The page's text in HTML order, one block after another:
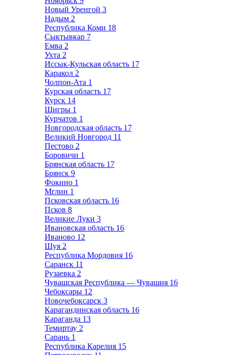
Новый Уренгой 3
Надым 2
Республика Коми 18
Сыктывкар 7
Емва 2
Ухта 2
Иссык-Кульская область 17
Каракол 2
Чолпон-Ата 1
Курская область 17
Курск 14
Щигры 1
Курчатов 1
Новгородская область 17
Великий Новгород 11
Пестово 2
Боровичи 1
Брянская область 17
Брянск 9
Фокино 1
Мглин 1
Псковская область 16
Псков 8
Великие Луки 3
Ивановская область 16
Иваново 12
Шуя 2
Республика Мордовия 16
Саранск 11
Рузаевка 2
Чувашская Республика — Чувашия 16
Чебоксары 12
Новочебоксарск 3
Карагандинская область 16
Караганда 13
Темиртау 2
Сарань 1
Республика Карелия 15